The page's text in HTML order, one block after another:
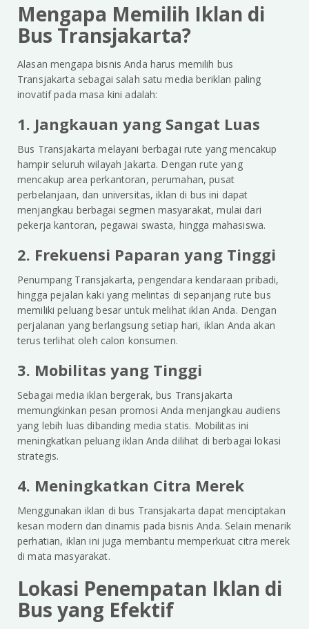
Mengapa Memilih Iklan di
Bus Transjakarta?
Alasan mengapa bisnis Anda harus memilih bus
Transjakarta sebagai salah satu media beriklan paling
inovatif pada masa kini adalah:
1. Jangkauan yang Sangat Luas
Bus Transjakarta melayani berbagai rute yang mencakup
hampir seluruh wilayah Jakarta. Dengan rute yang
mencakup area perkantoran, perumahan, pusat
perbelanjaan, dan universitas, iklan di bus ini dapat
menjangkau berbagai segmen masyarakat, mulai dari
pekerja kantoran, pegawai swasta, hingga mahasiswa.
2. Frekuensi Paparan yang Tinggi
Penumpang Transjakarta, pengendara kendaraan pribadi,
hingga pejalan kaki yang melintas di sepanjang rute bus
memiliki peluang besar untuk melihat iklan Anda. Dengan
perjalanan yang berlangsung setiap hari, iklan Anda akan
terus terlihat oleh calon konsumen.
3. Mobilitas yang Tinggi
Sebagai media iklan bergerak, bus Transjakarta
memungkinkan pesan promosi Anda menjangkau audiens
yang lebih luas dibanding media statis. Mobilitas ini
meningkatkan peluang iklan Anda dilihat di berbagai lokasi
strategis.
4. Meningkatkan Citra Merek
Menggunakan iklan di bus Transjakarta dapat menciptakan
kesan modern dan dinamis pada bisnis Anda. Selain menarik
perhatian, iklan ini juga membantu memperkuat citra merek
di mata masyarakat.
Lokasi Penempatan Iklan di
Bus yang Efektif